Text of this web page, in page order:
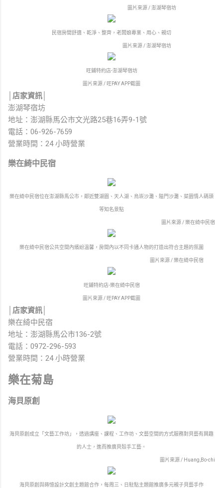
圖片來源 / 澎湖琴宿坊
民宿房間舒適、乾淨、整齊，老闆娘專業、用心、親切
圖片來源 / 澎湖琴宿坊
旺鋪特約店-澎湖琴宿坊
圖片來源 / 旺PAY APP截圖
│店家資訊│
澎湖琴宿坊
地址：澎湖縣馬公市文光路25巷16弄9-1號
電話：06-926-7659
營業時間：24 小時營業
樂在綺中民宿
樂在綺中民宿位在澎湖縣馬公市，鄰近雙湖園、天人湖、烏崁沙灘、隘門沙灘、菜園情人碼頭
等知名景點
圖片來源 / 樂在綺中民宿
樂在綺中民宿公共空間內繽紛溫馨，房間內以不同卡通人物的打造出符合主題的氛圍
圖片來源 / 樂在綺中民宿
旺鋪特約店-樂在綺中民宿
圖片來源 / 旺PAY APP截圖
│店家資訊│
樂在綺中民宿
地址：澎湖縣馬公市136-2號
電話：0972-296-593
營業時間：24 小時營業
樂在菊島
海貝原創
海貝原創成立「文藝工作坊」，透過講座、課程、工作坊、文藝空間的方式服務對貝藝有興趣
的人士，進而推廣貝殼手工藝。
圖片來源 / Huang,Bo-chi
海貝原創與蒔憶設計文創主題館合作，每周三、日駐點主題館推廣多元親子貝藝手作